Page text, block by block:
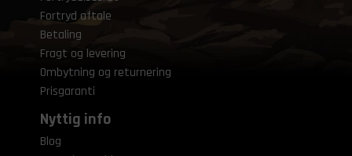
Fortryd aftale
Betaling
Fragt og levering
Ombytning og returnering
Prisgaranti
Nyttig info
Blog